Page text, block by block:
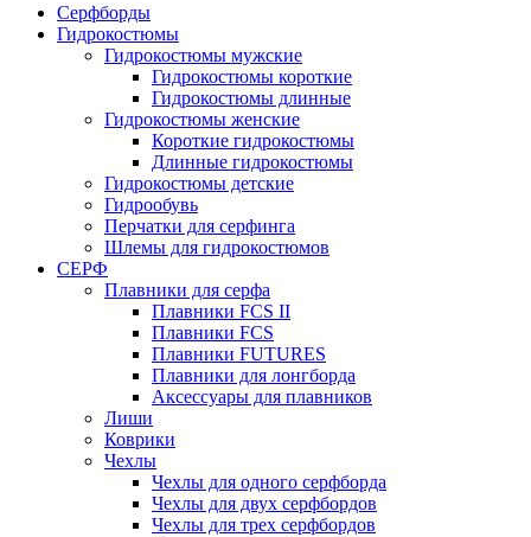
Серфборды
Гидрокостюмы
Гидрокостюмы мужские
Гидрокостюмы короткие
Гидрокостюмы длинные
Гидрокостюмы женские
Короткие гидрокостюмы
Длинные гидрокостюмы
Гидрокостюмы детские
Гидрообувь
Перчатки для серфинга
Шлемы для гидрокостюмов
СЕРФ
Плавники для серфа
Плавники FCS II
Плавники FCS
Плавники FUTURES
Плавники для лонгборда
Аксессуары для плавников
Лиши
Коврики
Чехлы
Чехлы для одного серфборда
Чехлы для двух серфбордов
Чехлы для трех серфбордов